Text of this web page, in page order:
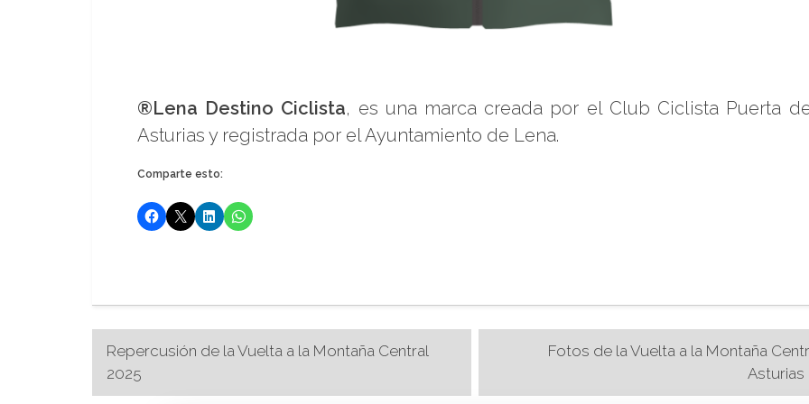
®Lena Destino Ciclista, es una marca creada por el Club Ciclista Puerta
Asturias y registrada por el Ayuntamiento de Lena.
Comparte esto:
Navegación
Repercusión de la Vuelta a la Montaña Central
2025
Fotos de la Vuelta a la Montaña
Asturias